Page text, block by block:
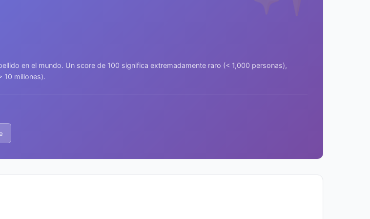
en el mundo. Un score de 100 significa extremadamente raro (< 1,000 personas),
10 millones).